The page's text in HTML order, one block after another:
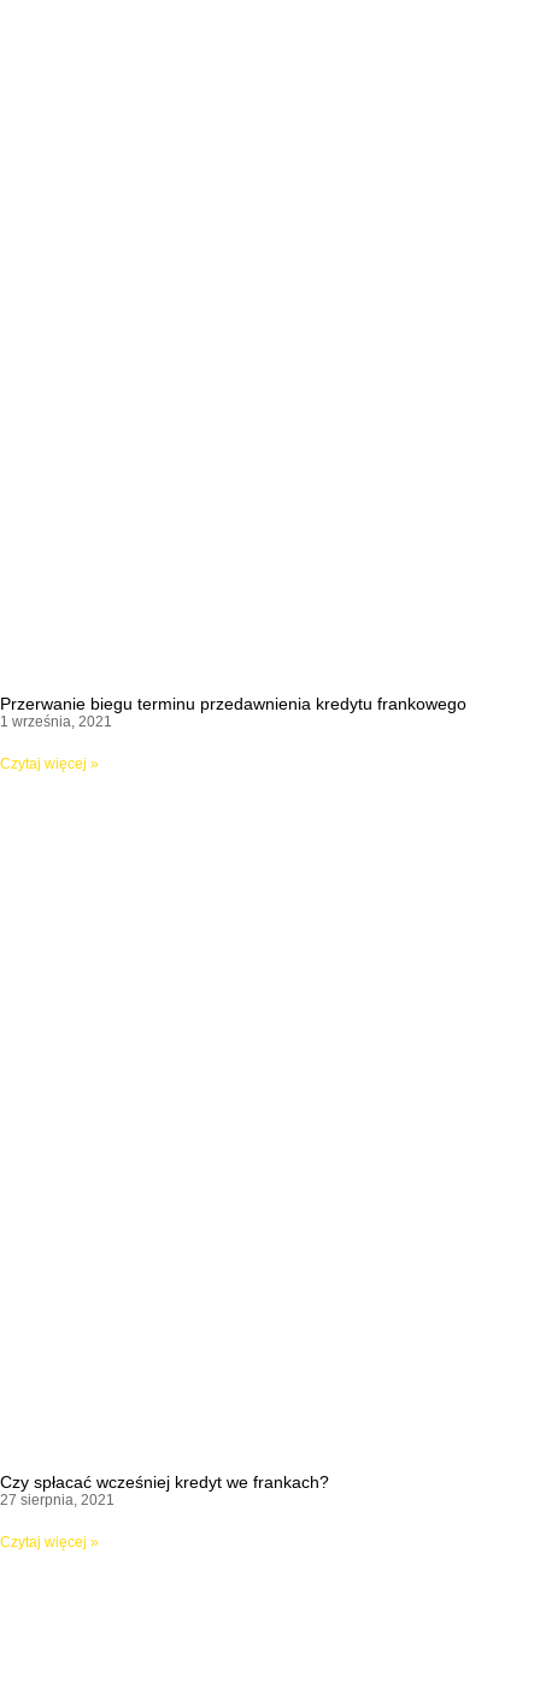
Przerwanie biegu terminu przedawnienia kredytu frankowego
1 września, 2021
Czytaj więcej »
Czy spłacać wcześniej kredyt we frankach?
27 sierpnia, 2021
Czytaj więcej »